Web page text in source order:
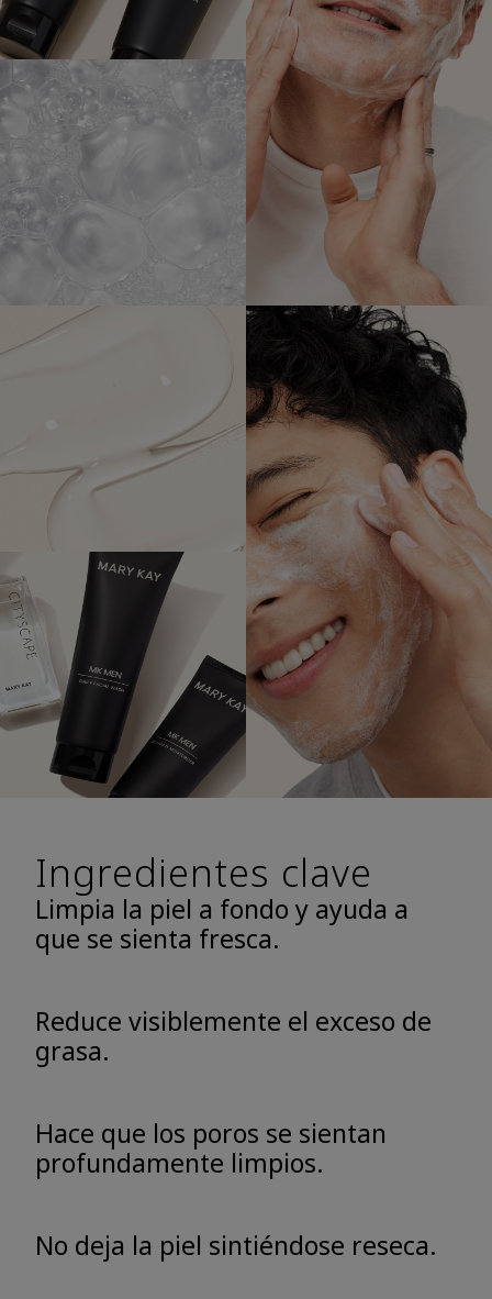
Ingredientes clave
Limpia la piel a fondo y ayuda a
que se sienta fresca.
Reduce visiblemente el exceso de
grasa.
Hace que los poros se sientan
profundamente limpios.
No deja la piel sintiéndose reseca.